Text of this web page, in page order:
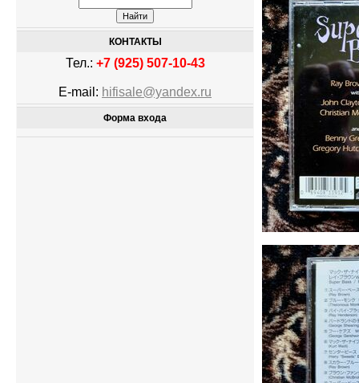
КОНТАКТЫ
Тел.: +7 (925) 507-10-43
E-mail: hifisale@yandex.ru
Форма входа